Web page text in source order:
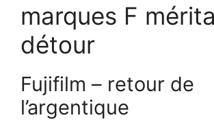
marques F
détour
Fujifilm – retour de
l’argentique